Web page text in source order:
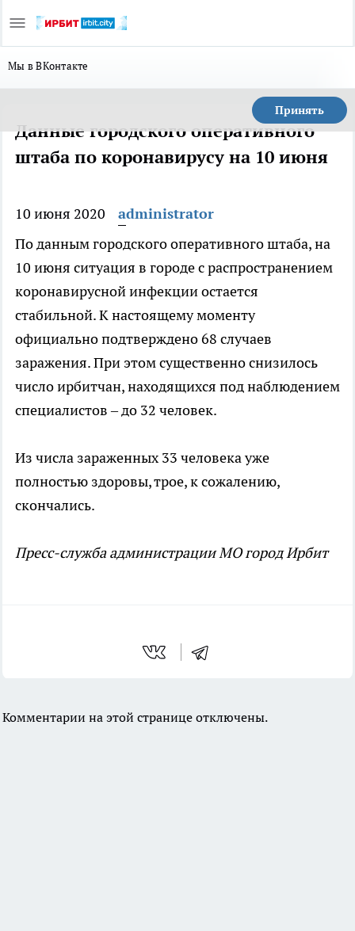
Мы в ВКонтакте
Принять
Данные городского оперативного
штаба по коронавирусу на 10 июня
10 июня 2020
administrator
По данным городского оперативного штаба, на
10 июня ситуация в городе с распространением
коронавирусной инфекции остается
стабильной. К настоящему моменту
официально подтверждено 68 случаев
заражения. При этом существенно снизилось
число ирбитчан, находящихся под наблюдением
специалистов – до 32 человек.
Из числа зараженных 33 человека уже
полностью здоровы, трое, к сожалению,
скончались.
Пресс-служба администрации МО город Ирбит
Комментарии на этой странице отключены.